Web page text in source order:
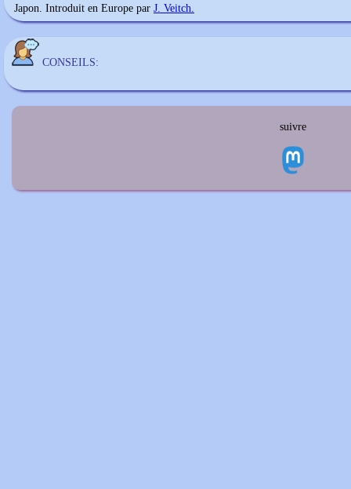
Japon. Introduit en Europe par J. Veitch.
CONSEILS:
suivre